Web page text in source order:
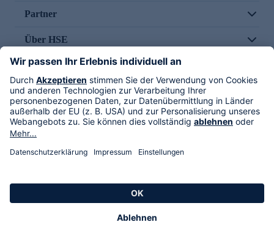
Partner
Über HSE
Im TV
HSE International